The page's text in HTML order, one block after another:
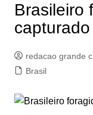
Brasileiro
redacao grande
Brasil